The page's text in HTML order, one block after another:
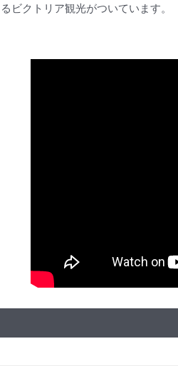
ビクトリア観光がついています。